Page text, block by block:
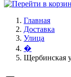
Главная
Доставка
Улица
�
Щербинская